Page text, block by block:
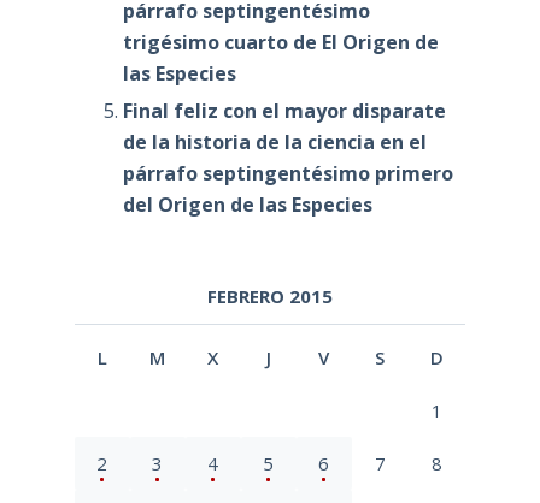
párrafo septingentésimo
trigésimo cuarto de El Origen de
las Especies
Final feliz con el mayor disparate
de la historia de la ciencia en el
párrafo septingentésimo primero
del Origen de las Especies
FEBRERO 2015
L M X J V S D
1
2 3 4 5 6 7 8